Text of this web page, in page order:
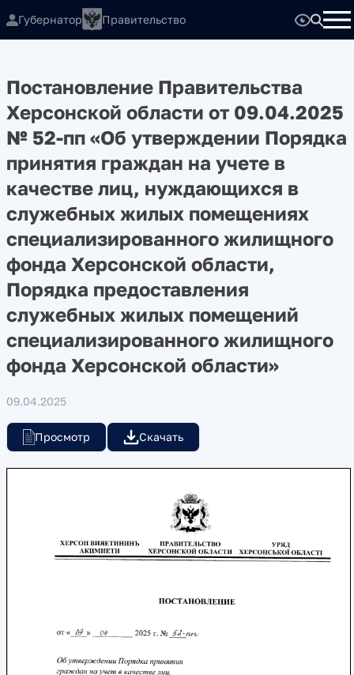
Губернатор Правительство
Постановление Правительства
Херсонской области от 09.04.2025
№ 52-пп «Об утверждении Порядка
принятия граждан на учете в
качестве лиц, нуждающихся в
служебных жилых помещениях
специализированного жилищного
фонда Херсонской области,
Порядка предоставления
служебных жилых помещений
специализированного жилищного
фонда Херсонской области»
09.04.2025
Просмотр Скачать